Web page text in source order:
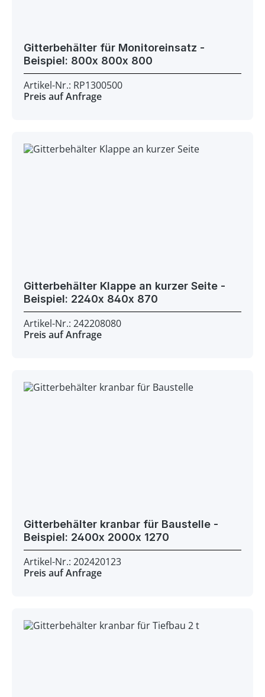
Gitterbehälter für Monitoreinsatz -
Beispiel: 800x 800x 800
Artikel-Nr.: RP1300500
Preis auf Anfrage
Gitterbehälter Klappe an kurzer Seite -
Beispiel: 2240x 840x 870
Artikel-Nr.: 242208080
Preis auf Anfrage
Gitterbehälter kranbar für Baustelle -
Beispiel: 2400x 2000x 1270
Artikel-Nr.: 202420123
Preis auf Anfrage